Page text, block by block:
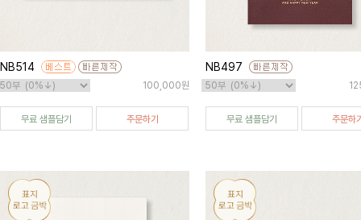
NB514
100,000원
무료 샘플담기 주문하기
NB497
무료 샘플담기 주문하